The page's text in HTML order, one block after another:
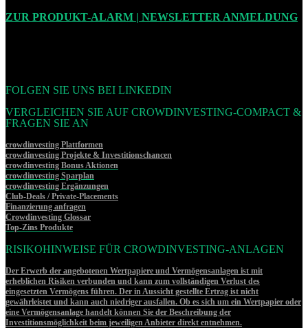
ZUR PRODUKT-ALARM | NEWSLETTER ANMELDUNG
FOLGEN SIE UNS BEI LINKEDIN
VERGLEICHEN SIE AUF CROWDINVESTING-COMPACT &
FRAGEN SIE AN
crowdinvesting Plattformen
crowdinvesting Projekte & Investitionschancen
crowdinvesting Bonus Aktionen
crowdinvesting Sparplan
crowdinvesting Ergänzungen
Club-Deals / Private-Placements
Finanzierung anfragen
Crowdinvesting Glossar
Top-Zins Produkte
RISIKOHINWEISE FÜR CROWDINVESTING-ANLAGEN
Der Erwerb der angebotenen Wertpapiere und Vermögensanlagen ist mit
erheblichen Risiken verbunden und kann zum vollständigen Verlust des
eingesetzten Vermögens führen. Der in Aussicht gestellte Ertrag ist nicht
gewährleistet und kann auch niedriger ausfallen. Ob es sich um ein Wertpapier oder
eine Vermögensanlage handelt können Sie der Beschreibung der
Investitionsmöglichkeit beim jeweiligen Anbieter direkt entnehmen.